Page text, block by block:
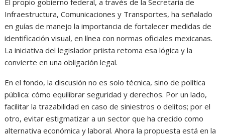
El propio gobierno federal, a través de laSecretaría de
Infraestructura, Comunicaciones y Transportes, ha señalado
en guías de manejo la importancia de fortalecer medidas de
identificación visual, en línea con normas oficiales mexicanas.
La iniciativa del legislador priista retoma esa lógica y la
convierte en una obligación legal.
En el fondo, la discusión no es solo técnica, sino de política
pública: cómo equilibrar seguridad y derechos. Por un lado,
facilitar la trazabilidad en caso de siniestros o delitos; por el
otro, evitar estigmatizar a un sector que ha crecido como
alternativa económica y laboral. Ahora la propuesta está en la